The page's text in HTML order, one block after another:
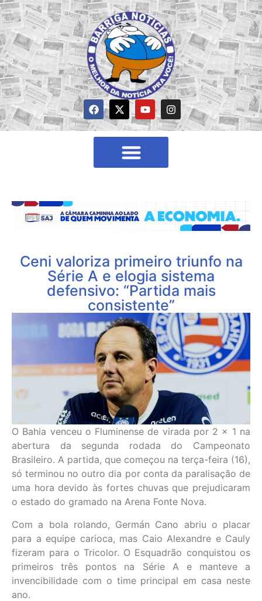
Ceni valoriza primeiro triunfo na
Série A e elogia sistema
defensivo: “Partida mais
consistente”
O Bahia venceu o Fluminense de virada por 2 x 1 na
abertura da segunda rodada do Campeonato
Brasileiro. A partida, que começou na terça-feira (16),
só terminou no outro dia por conta da paralisação de
uma hora devido às fortes chuvas que prejudicaram
o estado do gramado na Arena Fonte Nova.
Com a bola rolando, Germán Cano abriu o placar
para a equipe carioca, mas Caio Alexandre e Cauly
fizeram para o Tricolor. O Esquadrão conquistou os
primeiros três pontos na Série A e manteve a
invencibilidade com o time principal em casa neste
ano.